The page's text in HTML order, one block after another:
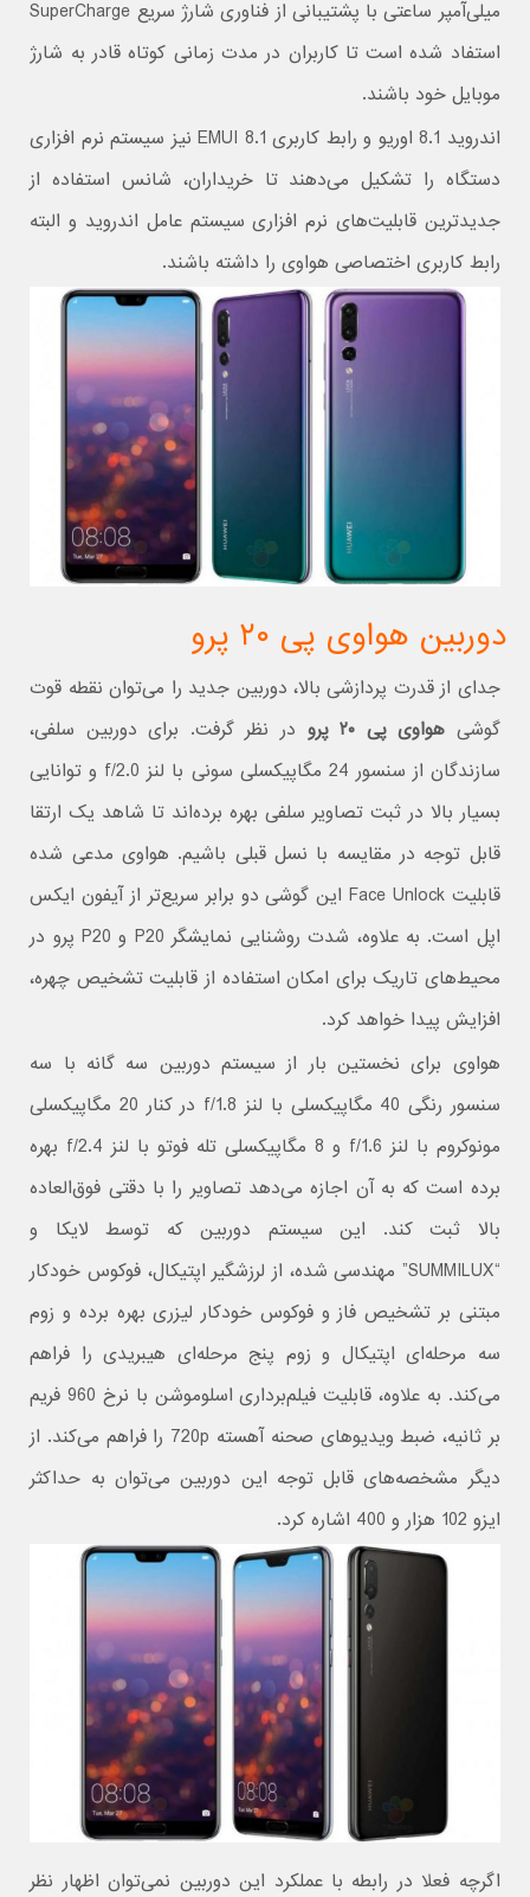
میلی‌آمپر ساعتی با پشتیبانی از فناوری شارژ سریع SuperCharge
استفاد شده است تا کاربران در مدت زمانی کوتاه قادر به شارژ
موبایل خود باشند.
اندروید 8.1 اوریو و رابط کاربری EMUI 8.1 نیز سیستم نرم افزاری
دستگاه را تشکیل می‌دهند تا خریداران، شانس استفاده از
جدیدترین قابلیت‌های نرم افزاری سیستم عامل اندروید و البته
رابط کاربری اختصاصی هواوی را داشته باشند.
دوربین هواوی پی ۲۰ پرو
جدای از قدرت پردازشی بالا، دوربین جدید را می‌توان نقطه قوت
گوشی هواوی پی ۲۰ پرو
در نظر گرفت. برای دوربین سلفی،
سازندگان از سنسور 24 مگاپیکسلی سونی با لنز f/2.0 و توانایی
بسیار بالا در ثبت تصاویر سلفی بهره برده‌اند تا شاهد یک ارتقا
قابل توجه در مقایسه با نسل قبلی باشیم. هواوی مدعی شده
قابلیت Face Unlock این گوشی دو برابر سریع‌تر از آیفون ایکس
اپل است. به علاوه، شدت روشنایی نمایشگر P20 و P20 پرو در
محیط‌های تاریک برای امکان استفاده از قابلیت تشخیص چهره،
افزایش پیدا خواهد کرد.
هواوی برای نخستین بار از سیستم دوربین سه گانه با سه
سنسور رنگی 40 مگاپیکسلی با لنز f/1.8 در کنار 20 مگاپیکسلی
مونوکروم با لنز f/1.6 و 8 مگاپیکسلی تله فوتو با لنز f/2.4 بهره
برده است که به آن اجازه می‌دهد تصاویر را با دقتی فوق‌العاده
بالا ثبت کند. این سیستم دوربین که توسط لایکا و
“SUMMILUX” مهندسی شده، از لرزشگیر اپتیکال، فوکوس خودکار
مبتنی بر تشخیص فاز و فوکوس خودکار لیزری بهره برده و زوم
سه مرحله‌ای اپتیکال و زوم پنج مرحله‌ای هیبریدی را فراهم
می‌کند. به علاوه، قابلیت فیلم‌برداری اسلوموشن با نرخ 960 فریم
بر ثانیه، ضبط ویدیوهای صحنه آهسته 720p را فراهم می‌کند. از
دیگر مشخصه‌های قابل توجه این دوربین می‌توان به حداکثر
ایزو 102 هزار و 400 اشاره کرد.
اگرچه فعلا در رابطه با عملکرد این دوربین نمی‌توان اظهار نظر